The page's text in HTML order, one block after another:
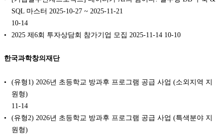
SQL 마스터 2025-10-27 ~ 2025-11-21
10-14
2025 제6회 투자상담회 참가기업 모집 2025-11-14 10-10
한국과학창의재단
(유형1) 2026년 초등학교 방과후 프로그램 공급 사업 (소외지역 지
원형)
11-14
(유형2) 2026년 초등학교 방과후 프로그램 공급 사업 (특색분야 지
원형)